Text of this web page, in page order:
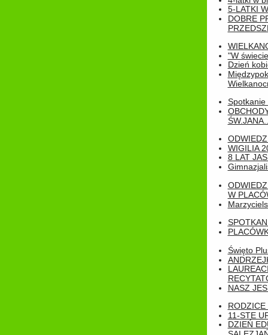
5-LATKI
DOBRE
"W
Dzień
Spotkanie
WIGILIA
8 LAT
W
Święto
NASZ
RODZICE
11-STE
DZIEŃ